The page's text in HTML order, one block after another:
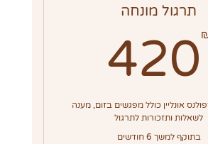
תרגול מונחה
420
אונליין כולל מפגשים בזום, מענה
לשאלות ותזכורות לתרגול
בתוקף למשך 6 חודשים